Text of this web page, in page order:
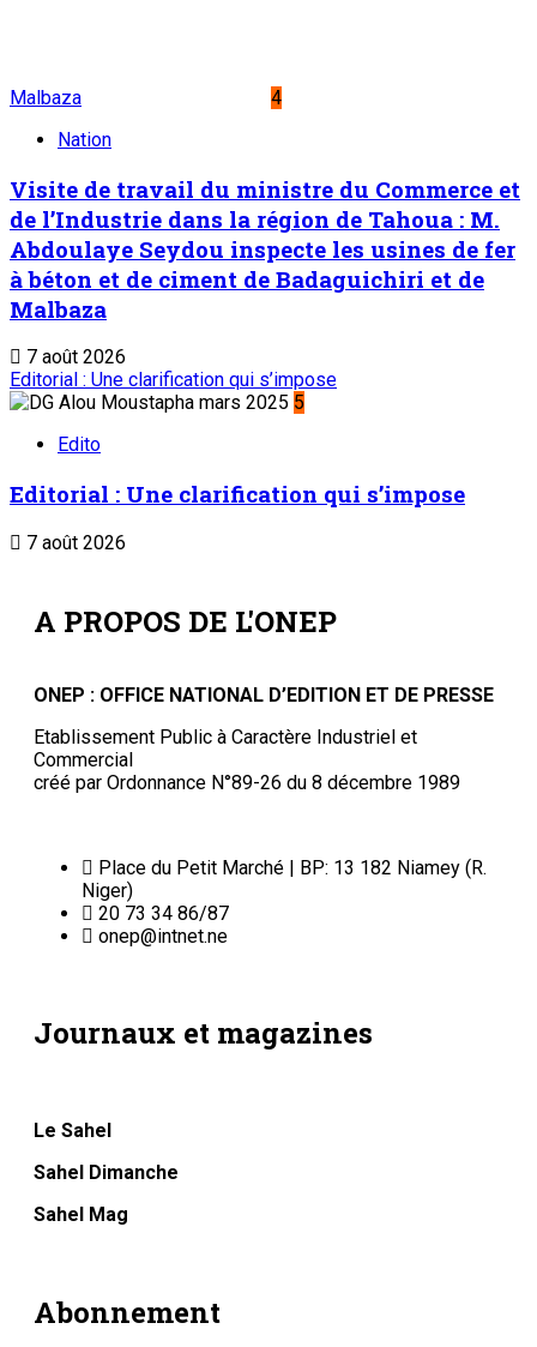
Malbaza
4
Nation
Visite de travail du ministre du Commerce et
de l’Industrie dans la région de Tahoua : M.
Abdoulaye Seydou inspecte les usines de fer
à béton et de ciment de Badaguichiri et de
Malbaza
7 août 2026
Editorial : Une clarification qui s’impose
5
Edito
Editorial : Une clarification qui s’impose
7 août 2026
A PROPOS DE L'ONEP
ONEP : OFFICE NATIONAL D’EDITION ET DE PRESSE
Etablissement Public à Caractère Industriel et
Commercial
créé par Ordonnance N°89-26 du 8 décembre 1989
Place du Petit Marché | BP: 13 182 Niamey (R.
Niger)
20 73 34 86/87
onep@intnet.ne
Journaux et magazines
Le Sahel
Sahel Dimanche
Sahel Mag
Abonnement